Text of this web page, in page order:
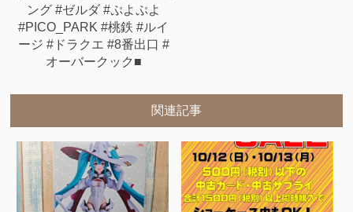
ング #ゼルダ #ぷよぷよ
#PICO_PARK #桃鉄 #ルイ
ージ #ドラクエ #8番出口 #
オーバークック■
関連記事